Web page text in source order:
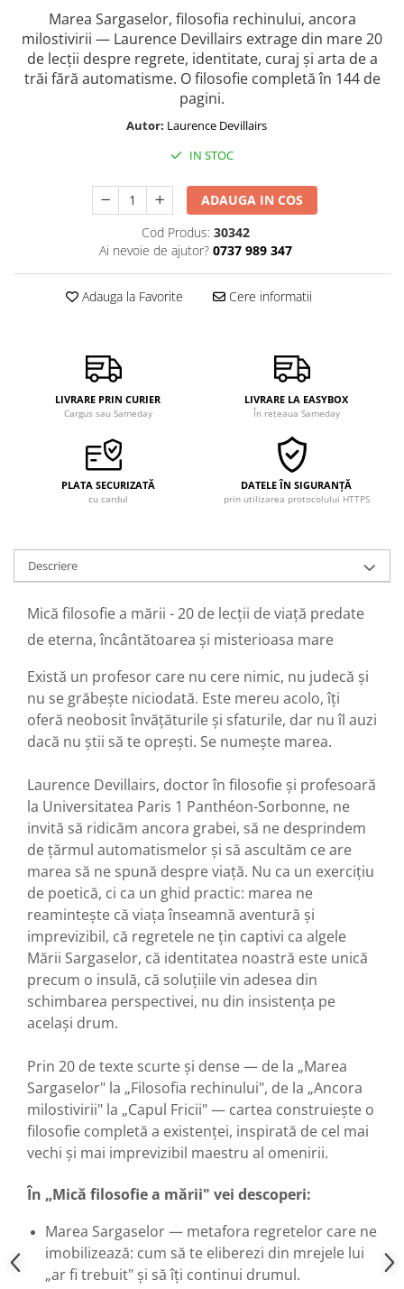
Marea Sargaselor, filosofia rechinului, ancora
milostivirii — Laurence Devillairs extrage din mare 20
de lecții despre regrete, identitate, curaj și arta de a
trăi fără automatisme. O filosofie completă în 144 de
pagini.
Autor: Laurence Devillairs
IN STOC
ADAUGA IN COS
Cod Produs: 30342
Ai nevoie de ajutor? 0737 989 347
Adauga la Favorite Cere informatii
LIVRARE PRIN CURIER
Cargus sau Sameday
LIVRARE LA EASYBOX
În rețeaua Sameday
PLATA SECURIZATĂ
cu cardul
DATELE ÎN SIGURANȚĂ
prin utilizarea protocolului HTTPS
Descriere
Mică filosofie a mării - 20 de lecții de viață predate
de eterna, încântătoarea și misterioasa mare
Există un profesor care nu cere nimic, nu judecă și
nu se grăbește niciodată. Este mereu acolo, îți
oferă neobosit învățăturile și sfaturile, dar nu îl auzi
dacă nu știi să te oprești. Se numește marea.
Laurence Devillairs, doctor în filosofie și profesoară
la Universitatea Paris 1 Panthéon-Sorbonne, ne
invită să ridicăm ancora grabei, să ne desprindem
de țărmul automatismelor și să ascultăm ce are
marea să ne spună despre viață. Nu ca un exercițiu
de poetică, ci ca un ghid practic: marea ne
reamintește că viața înseamnă aventură și
imprevizibil, că regretele ne țin captivi ca algele
Mării Sargaselor, că identitatea noastră este unică
precum o insulă, că soluțiile vin adesea din
schimbarea perspectivei, nu din insistența pe
același drum.
Prin 20 de texte scurte și dense — de la „Marea
Sargaselor" la „Filosofia rechinului", de la „Ancora
milostivirii" la „Capul Fricii" — cartea construiește o
filosofie completă a existenței, inspirată de cel mai
vechi și mai imprevizibil maestru al omenirii.
În „Mică filosofie a mării" vei descoperi:
Marea Sargaselor — metafora regretelor care ne
imobilizează: cum să te eliberezi din mrejele lui
„ar fi trebuit" și să îți continui drumul.